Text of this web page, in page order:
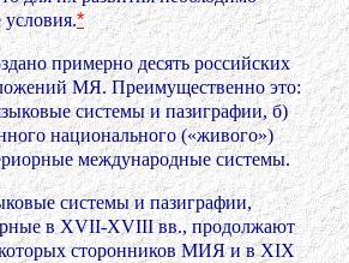
условия.*
примерно десять российских
МЯ. Преимущественно это:
системы и пазиграфии, б)
национального («живого»)
международные системы.
системы и пазиграфии,
в XVII-XVIII вв., продолжают
сторонников МИЯ и в XIX